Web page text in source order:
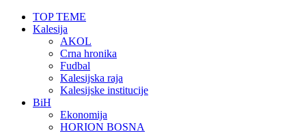
TOP TEME
Kalesija
AKOL
Crna hronika
Fudbal
Kalesijska raja
Kalesijske institucije
BiH
Ekonomija
HORION BOSNA